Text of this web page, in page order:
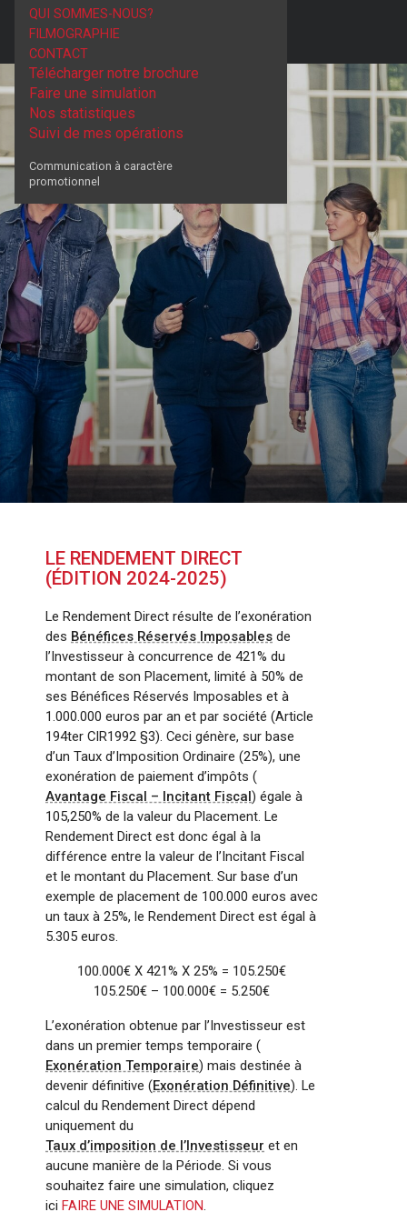
Télécharger notre brochure
Faire une simulation
Nos statistiques
Suivi de mes opérations
Communication à caractère
promotionnel
QUI SOMMES-NOUS?
FILMOGRAPHIE
CONTACT
LE RENDEMENT DIRECT
(ÉDITION 2024-2025)
Le Rendement Direct résulte de l’exonération
des Bénéfices Réservés Imposables de
l’Investisseur à concurrence de 421% du
montant de son Placement, limité à 50% de
ses Bénéfices Réservés Imposables et à
1.000.000 euros par an et par société (Article
194ter CIR1992 §3). Ceci génère, sur base
d’un Taux d’Imposition Ordinaire (25%), une
exonération de paiement d’impôts (
Avantage Fiscal – Incitant Fiscal) égale à
105,250% de la valeur du Placement. Le
Rendement Direct est donc égal à la
différence entre la valeur de l’Incitant Fiscal
et le montant du Placement. Sur base d’un
exemple de placement de 100.000 euros avec
un taux à 25%, le Rendement Direct est égal à
5.305 euros.
100.000€ X 421% X 25% = 105.250€
105.250€ – 100.000€ = 5.250€
L’exonération obtenue par l’Investisseur est
dans un premier temps temporaire (
Exonération Temporaire) mais destinée à
devenir définitive (Exonération Définitive). Le
calcul du Rendement Direct dépend
uniquement du
Taux d’imposition de l’Investisseur et en
aucune manière de la Période. Si vous
souhaitez faire une simulation, cliquez
ici FAIRE UNE SIMULATION.